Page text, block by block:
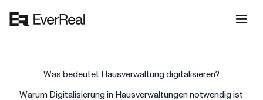
Was bedeutet Hausverwaltung digitalisieren?
Warum Digitalisierung in Hausverwaltungen notwendig ist